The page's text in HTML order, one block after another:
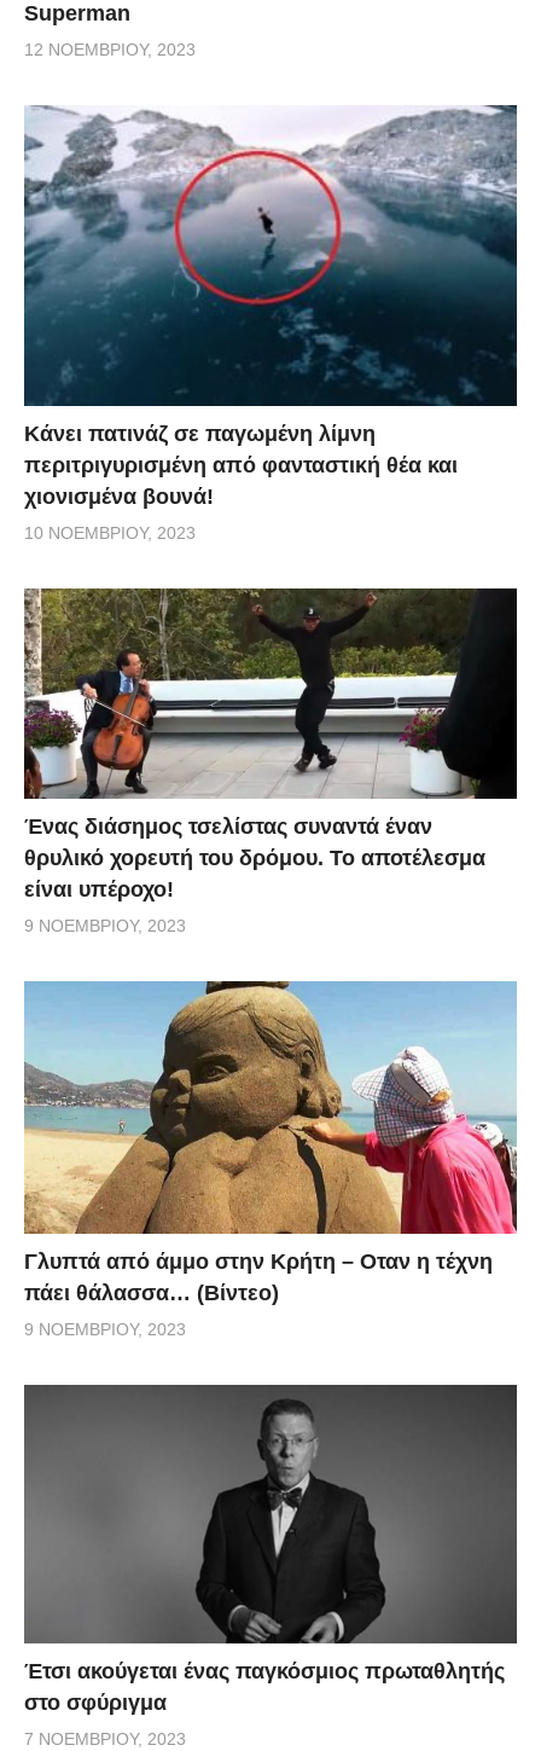
Superman
12 ΝΟΕΜΒΡΊΟΥ, 2023
Κάνει πατινάζ σε παγωμένη λίμνη
περιτριγυρισμένη από φανταστική θέα και
χιονισμένα βουνά!
10 ΝΟΕΜΒΡΊΟΥ, 2023
Ένας διάσημος τσελίστας συναντά έναν
θρυλικό χορευτή του δρόμου. Το αποτέλεσμα
είναι υπέροχο!
9 ΝΟΕΜΒΡΊΟΥ, 2023
Γλυπτά από άμμο στην Κρήτη – Οταν η τέχνη
πάει θάλασσα… (Βίντεο)
9 ΝΟΕΜΒΡΊΟΥ, 2023
Έτσι ακούγεται ένας παγκόσμιος πρωταθλητής
στο σφύριγμα
7 ΝΟΕΜΒΡΊΟΥ, 2023